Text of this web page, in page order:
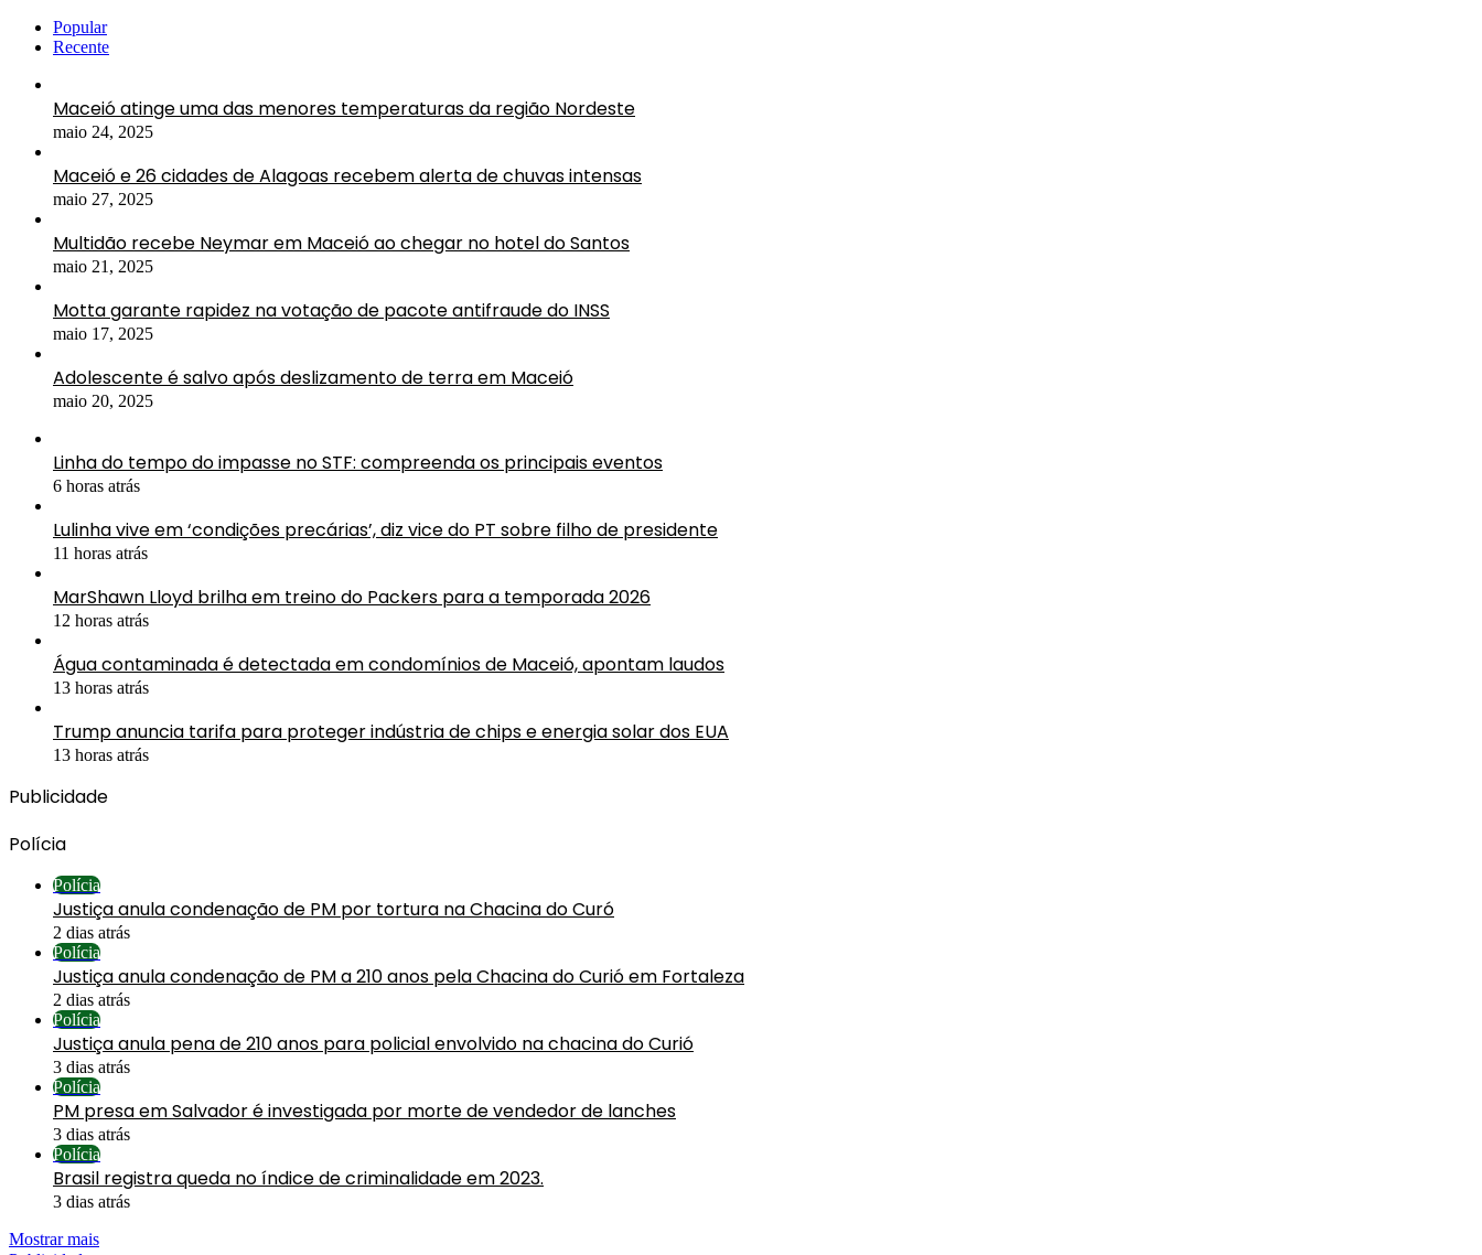
Popular
Recente
Maceió atinge uma das menores temperaturas da região Nordeste
maio 24, 2025
Maceió e 26 cidades de Alagoas recebem alerta de chuvas intensas
maio 27, 2025
Multidão recebe Neymar em Maceió ao chegar no hotel do Santos
maio 21, 2025
Motta garante rapidez na votação de pacote antifraude do INSS
maio 17, 2025
Adolescente é salvo após deslizamento de terra em Maceió
maio 20, 2025
Linha do tempo do impasse no STF: compreenda os principais eventos
6 horas atrás
Lulinha vive em ‘condições precárias’, diz vice do PT sobre filho de presidente
11 horas atrás
MarShawn Lloyd brilha em treino do Packers para a temporada 2026
12 horas atrás
Água contaminada é detectada em condomínios de Maceió, apontam laudos
13 horas atrás
Trump anuncia tarifa para proteger indústria de chips e energia solar dos EUA
13 horas atrás
Publicidade
Polícia
Polícia
Justiça anula condenação de PM por tortura na Chacina do Curó
2 dias atrás
Polícia
Justiça anula condenação de PM a 210 anos pela Chacina do Curió em Fortaleza
2 dias atrás
Polícia
Justiça anula pena de 210 anos para policial envolvido na chacina do Curió
3 dias atrás
Polícia
PM presa em Salvador é investigada por morte de vendedor de lanches
3 dias atrás
Polícia
Brasil registra queda no índice de criminalidade em 2023.
3 dias atrás
Mostrar mais